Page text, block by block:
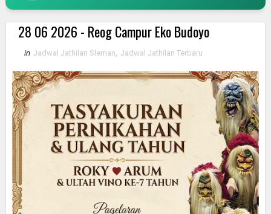
28 06 2026 - Reog Campur Eko Budoyo
in Jadwal Jathilan Sleman Jadwal Jathilan Terbaru